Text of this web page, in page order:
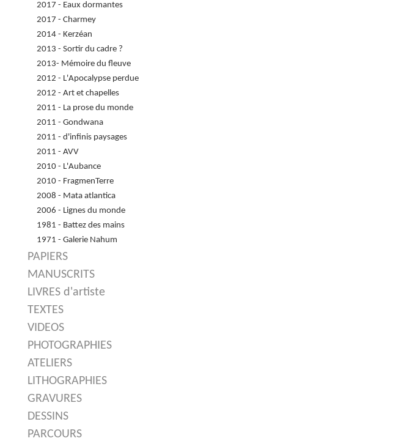
2017 - Eaux dormantes
2017 - Charmey
2014 - Kerzéan
2013 - Sortir du cadre ?
2013- Mémoire du fleuve
2012 - L'Apocalypse perdue
2012 - Art et chapelles
2011 - La prose du monde
2011 - Gondwana
2011 - d'infinis paysages
2011 - AVV
2010 - L'Aubance
2010 - FragmenTerre
2008 - Mata atlantica
2006 - Lignes du monde
1981 - Battez des mains
1971 - Galerie Nahum
PAPIERS
MANUSCRITS
LIVRES d'artiste
TEXTES
VIDEOS
PHOTOGRAPHIES
ATELIERS
LITHOGRAPHIES
GRAVURES
DESSINS
PARCOURS